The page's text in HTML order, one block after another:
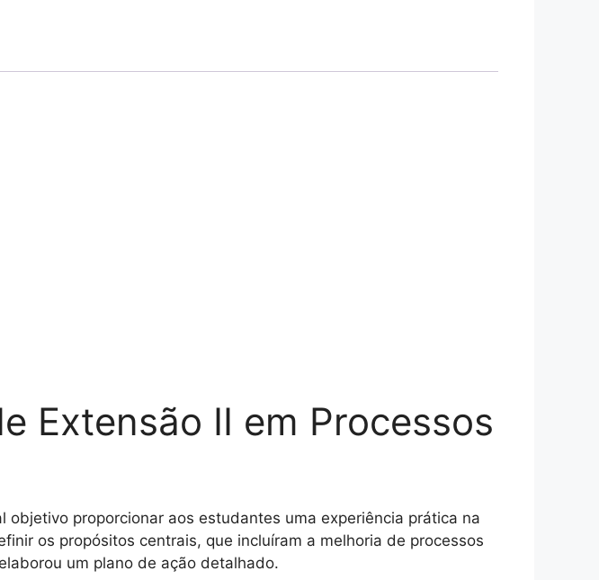
Extensão II em Processos
objetivo proporcionar aos estudantes uma experiência prática na
os propósitos centrais, que incluíram a melhoria de processos
um plano de ação detalhado.